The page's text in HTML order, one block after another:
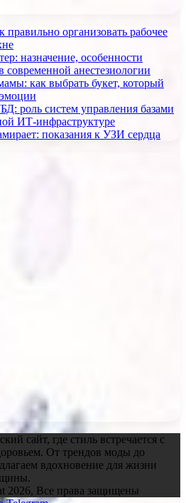
правильно организовать рабочее
назначение, особенности
современной анестезиологии
как выбрать букет, который
роль систем управления базами
ИТ-инфраструктуре
показания к УЗИ сердца
сайт, где стиль встречается с
От трендов моды до
вдохновение для жизни
2026, Все права защищены